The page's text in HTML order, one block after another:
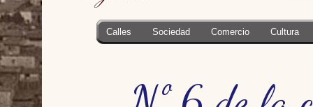
Calles Sociedad Comercio Cultura